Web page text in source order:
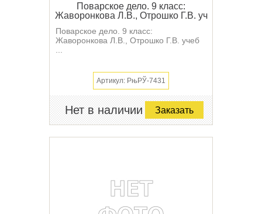
Поварское дело. 9 класс:
Жаворонкова Л.В., Отрошко Г.В. уч
Поварское дело. 9 класс:
Жаворонкова Л.В., Отрошко Г.В. учеб
Артикул: РњРЎ-7431
Нет в наличии Заказать